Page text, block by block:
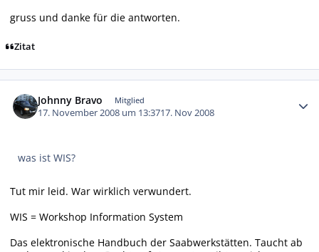
gruss und danke für die antworten.
Zitat
Johnny Bravo Mitglied
17. November 2008 um 13:3717. Nov 2008
was ist WIS?
Tut mir leid. War wirklich verwundert.
WIS = Workshop Information System
Das elektronische Handbuch der Saabwerkstätten. Taucht ab